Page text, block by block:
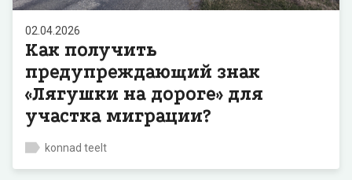
02.04.2026
Как получить
предупреждающий знак
«Лягушки на дороге» для
участка миграции?
konnad teelt